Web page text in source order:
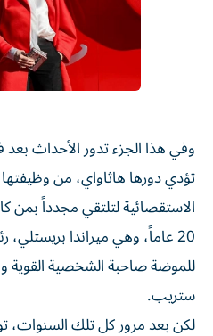
وفي هذا الجزء تدور الأحداث
تؤدي دورها ‌هاثاواي، من
الاستقصائية لتلتقي مجدداً
20 عاماً، وهي ميراندا
للموضة صاحبة الشخصية القوية
ستريب.
لكن بعد مرور كل تلك السنوات،